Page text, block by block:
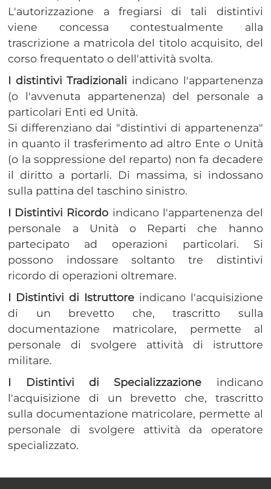
L'autorizzazione a fregiarsi di tali distintivi
viene concessa contestualmente alla
trascrizione a matricola del titolo acquisito, del
corso frequentato o dell'attività svolta.
I distintivi Tradizionali indicano l'appartenenza
(o l'avvenuta appartenenza) del personale a
particolari Enti ed Unità.
Si differenziano dai "distintivi di appartenenza"
in quanto il trasferimento ad altro Ente o Unità
(o la soppressione del reparto) non fa decadere
il diritto a portarli. Di massima, si indossano
sulla pattina del taschino sinistro.
I Distintivi Ricordo indicano l'appartenenza del
personale a Unità o Reparti che hanno
partecipato ad operazioni particolari. Si
possono indossare soltanto tre distintivi
ricordo di operazioni oltremare.
I Distintivi di Istruttoreindicano l'acquisizione
di un brevetto che, trascritto sulla
documentazione matricolare, permette al
personale di svolgere attività di istruttore
militare.
I Distintivi di Specializzazione indicano
l'acquisizione di un brevetto che, trascritto
sulla documentazione matricolare, permette al
personale di svolgere attività da operatore
specializzato.